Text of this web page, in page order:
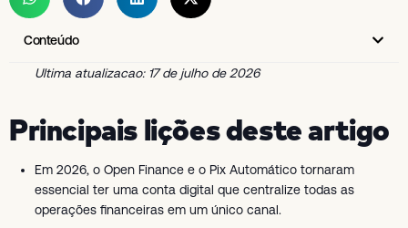
Conteúdo
Ultima atualizacao: 17 de julho de 2026
Principais lições deste artigo
Em 2026, o Open Finance e o Pix Automático tornaram
essencial ter uma conta digital que centralize todas as
operações financeiras em um único canal.